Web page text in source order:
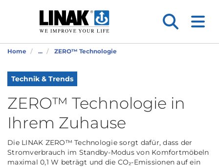
Home ... ZERO™ Technologie
Technik & Trends
ZERO™ Technologie in
Ihrem Zuhause
Die LINAK ZERO™ Technologie sorgt dafür, dass der
Stromverbrauch im Standby-Modus von Komfortmöbeln
maximal 0,1 W beträgt und die CO₂-Emissionen auf ein